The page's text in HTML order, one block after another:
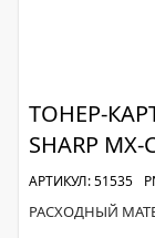
ТОНЕР-
SHARP MX-
АРТИКУЛ: 51535
РАСХОДНЫЙ